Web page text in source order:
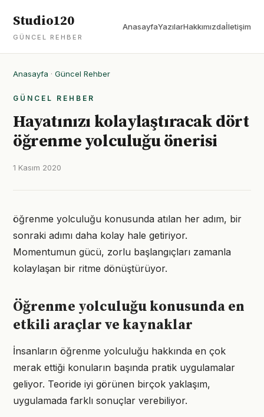
Studio120
GÜNCEL REHBER
AnasayfaYazılarHakkımızdaİletişim
Anasayfa · Güncel Rehber
GÜNCEL REHBER
Hayatınızı kolaylaştıracak dört
öğrenme yolculuğu önerisi
1 Kasım 2020
öğrenme yolculuğu konusunda atılan her adım, bir
sonraki adımı daha kolay hale getiriyor.
Momentumun gücü, zorlu başlangıçları zamanla
kolaylaşan bir ritme dönüştürüyor.
Öğrenme yolculuğu konusunda en
etkili araçlar ve kaynaklar
İnsanların öğrenme yolculuğu hakkında en çok
merak ettiği konuların başında pratik uygulamalar
geliyor. Teoride iyi görünen birçok yaklaşım,
uygulamada farklı sonuçlar verebiliyor.